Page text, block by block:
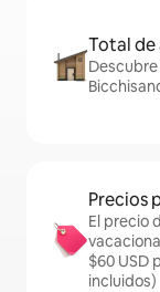
Total de
Precios
El precio
$60 USD
incluidos)